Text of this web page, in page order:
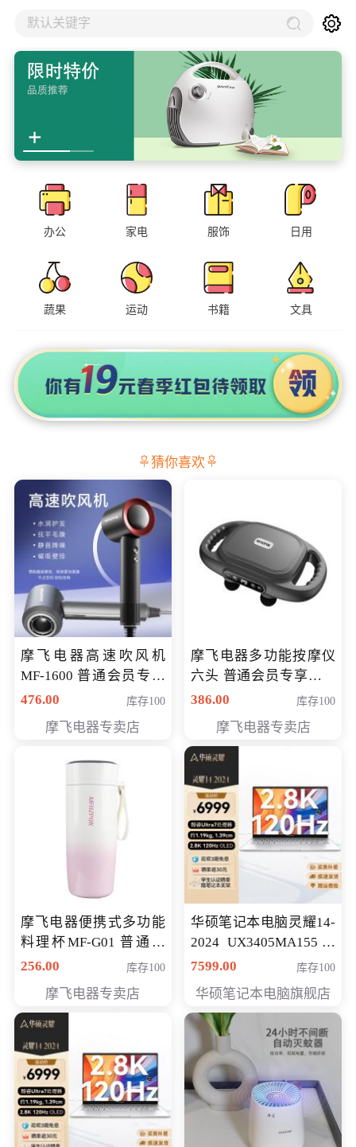
默认关键字
办公 家电 服饰 日用
蔬果 运动 书籍 文具
猜你喜欢
摩飞电器高速吹风机
MF-1600 普通会员专享
价298元
476.00 库存100
摩飞电器专卖店
摩飞电器多功能按摩仪
六头 普通会员专享价格
199元
386.00 库存100
摩飞电器专卖店
摩飞电器便携式多功能
料理杯MF-G01 普通会
员专享价格118元
256.00 库存100
摩飞电器专卖店
华硕笔记本电脑灵耀14-
2024 UX3405MA155冰
川银 oled 智慧轻薄本 会
7599.00 库存100
华硕笔记本电脑旗舰店